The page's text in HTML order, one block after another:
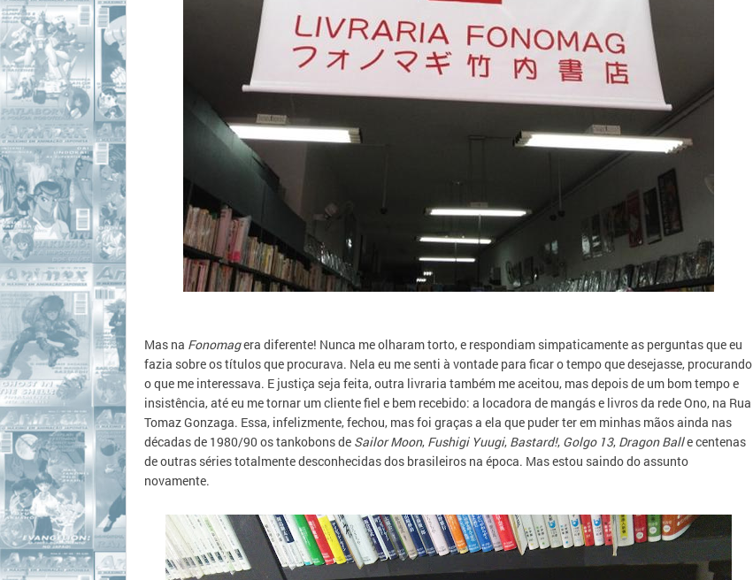
Mas na Fonomagera diferente! Nunca me olharam torto, e respondiam simpaticamente as perguntas que eu
fazia sobre os títulos que procurava. Nela eu me senti à vontade para ficar o tempo que desejasse, procurando
o que me interessava. E justiça seja feita, outra livraria também me aceitou, mas depois de um bom tempo e
insistência, até eu me tornar um cliente fiel e bem recebido: a locadora de mangás e livros da rede Ono, na Rua
Tomaz Gonzaga. Essa, infelizmente, fechou, mas foi graças a ela que puder ter em minhas mãos ainda nas
décadas de 1980/90 os tankobons de Sailor Moon, Fushigi Yuugi, Bastard!, Golgo 13, Dragon Balle centenas
de outras séries totalmente desconhecidas dos brasileiros na época. Mas estou saindo do assunto
novamente.